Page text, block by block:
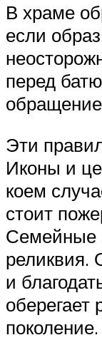
В храме
если
перед
Эти
Иконы и
коем
стоит
Семейные
реликвия.
и
оберегает
поколение.